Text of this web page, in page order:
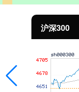
北证50